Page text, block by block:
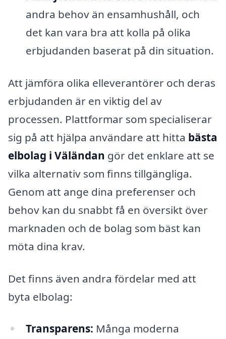
andra behov än ensamhushåll, och
det kan vara bra att kolla på olika
erbjudanden baserat på din situation.
Att jämföra olika elleverantörer och deras
erbjudanden är en viktig del av
processen. Plattformar som specialiserar
sig på att hjälpa användare att hitta bästa
elbolag i Väländan gör det enklare att se
vilka alternativ som finns tillgängliga.
Genom att ange dina preferenser och
behov kan du snabbt få en översikt över
marknaden och de bolag som bäst kan
möta dina krav.
Det finns även andra fördelar med att
byta elbolag:
Transparens: Många moderna